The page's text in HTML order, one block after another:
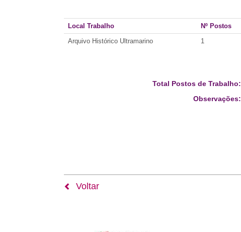
Local Trabalho Nº Postos
Arquivo Histórico Ultramarino
1
Total Postos de Trabalho:
Observações:
Voltar